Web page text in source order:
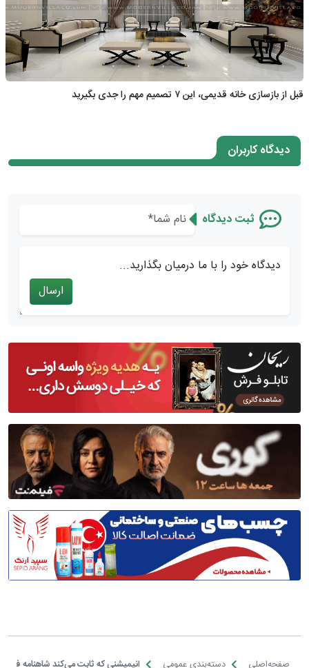
قبل از بازسازی خانه قدیمی، این ۷ تصمیم مهم را جدی بگیرید
دیدگاه کاربران
ثبت دیدگاه
دیدگاه خود را با ما درمیان بگذارید...
ارسال